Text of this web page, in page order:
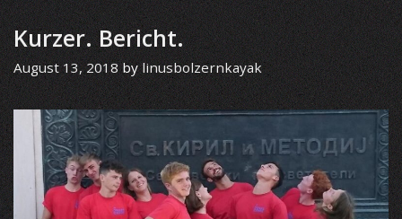
Kurzer. Bericht.
August 13, 2018 bylinusbolzernkayak